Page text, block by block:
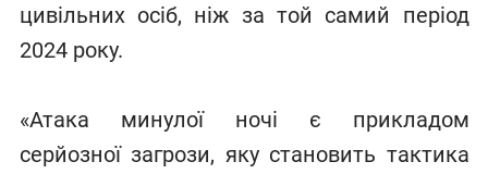
цивільних осіб, ніж за той самий період
2024 року.
«Атака минулої ночі є прикладом
серйозної загрози, яку становить тактика